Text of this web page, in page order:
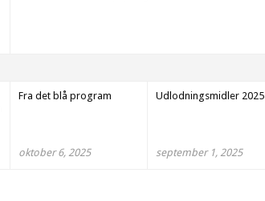
Fra det blå program
oktober 6, 2025
Udlodningsmidler 2025
september 1, 2025